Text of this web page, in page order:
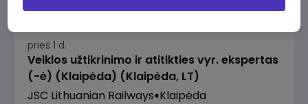
prieš 1 d.
Veiklos užtikrinimo ir atitikties vyr. ekspertas
(-ė) (Klaipėda) (Klaipėda, LT)
JSC Lithuanian Railways Klaipėda